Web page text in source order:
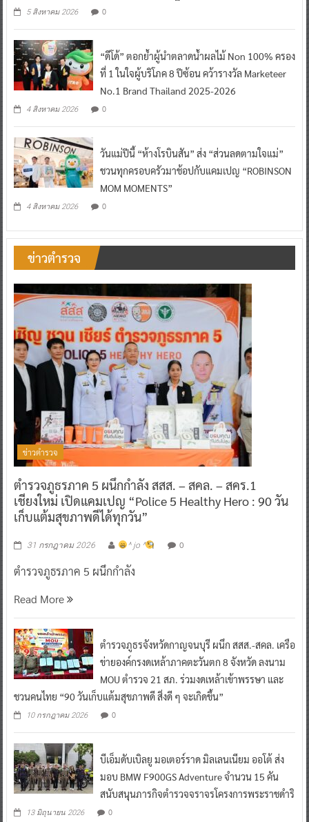
5 สิงหาคม 2026 0
“ดีโด้” ตอกย้ำผู้นำตลาดน้ำผลไม้ Non 100% ครอง
ที่ 1 ในใจผู้บริโภค 8 ปีซ้อน คว้ารางวัล Marketeer
No.1 Brand Thailand 2025-2026
4 สิงหาคม 2026 0
วันแม่ปีนี้ “ห้างโรบินสัน” ส่ง “ส่วนลดตามใจแม่”
ชวนทุกครอบครัวมาช้อปกับแคมเปญ “ROBINSON
MOM MOMENTS”
4 สิงหาคม 2026 0
ข่าวตำรวจ
ข่าวตำรวจ
ตำรวจภูธรภาค 5 ผนึกกำลัง สสส. – สคล. – สคร.1
เชียงใหม่ เปิดแคมเปญ “Police 5 Healthy Hero : 90 วัน
เก็บแต้มสุขภาพดีได้ทุกวัน”
31 กรกฎาคม 2026 ^ jo ^ 0
ตำรวจภูธรภาค 5 ผนึกกำลัง
Read More
ตำรวจภูธรจังหวัดกาญจนบุรี ผนึก สสส.-สคล. เครือ
ข่ายองค์กรงดเหล้าภาคตะวันตก 8 จังหวัด ลงนาม
MOU ตำรวจ 21 สภ. ร่วมงดเหล้าเข้าพรรษา และ
ชวนคนไทย “90 วันเก็บแต้มสุขภาพดี สิ่งดี ๆ จะเกิดขึ้น”
10 กรกฎาคม 2026 0
บีเอ็มดับเบิลยู มอเตอร์ราด มิลเลนเนียม ออโต้ ส่ง
มอบ BMW F900GS Adventure จำนวน 15 คัน
สนับสนุนภารกิจตำรวจจราจรโครงการพระราชดำริ
13 มิถุนายน 2026 0